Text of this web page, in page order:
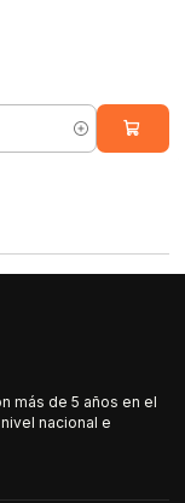
más de 5 años en el
nacional e